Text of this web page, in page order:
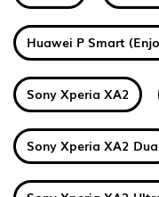
Huawei P Smart
Sony Xperia XA2
Sony Xperia XA2